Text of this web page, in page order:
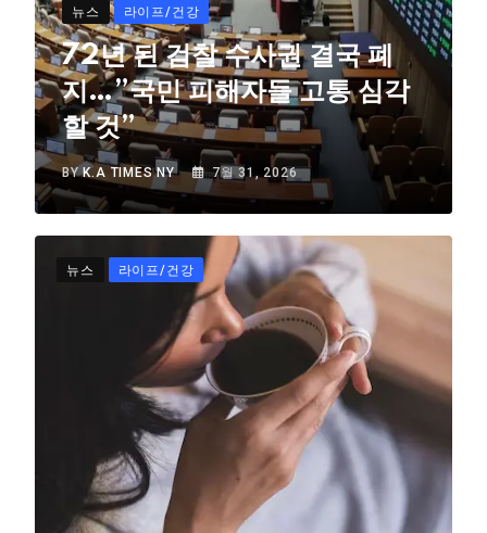
뉴스 라이프/건강
72년 된 검찰 수사권 결국 폐
지…”국민 피해자들 고통 심각
할 것”
BYK.A TIMES NY 7월 31, 2026
뉴스 라이프/건강